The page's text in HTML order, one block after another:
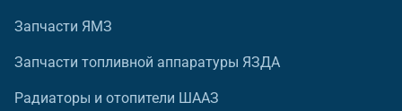
Запчасти ЯМЗ
Запчасти топливной аппаратуры ЯЗДА
Радиаторы и отопители ШААЗ